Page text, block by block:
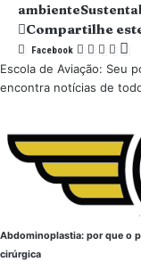
ambiente
Compartilhe
Facebook
Escola de Aviação: Seu
encontra notícias de
Abdominoplastia: por que o
cirúrgica